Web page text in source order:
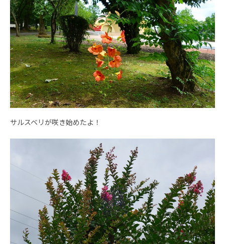
サルスベリが咲き始めたよ！